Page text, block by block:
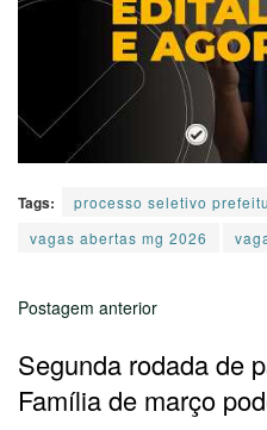
Tags:
processo seletivo
vagas abertas mg 2026
Postagem anterior
Segunda rodada de
Família de março